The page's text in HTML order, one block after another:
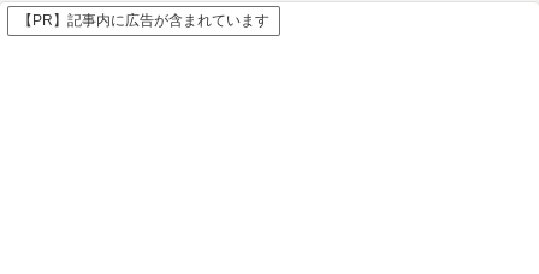
【PR】記事内に広告が含まれています